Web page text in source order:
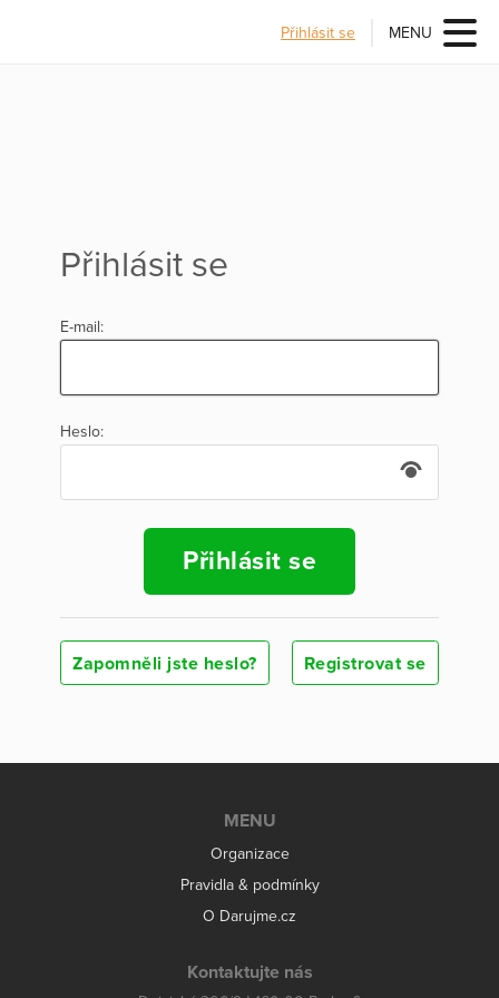
Přihlásit se MENU
Přihlásit se
E-mail:
Heslo:
Přihlásit se
Zapomněli jste heslo? Registrovat se
MENU
Organizace
Pravidla & podmínky
O Darujme.cz
Kontaktujte nás